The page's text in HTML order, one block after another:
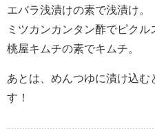
エバラ浅漬けの素で浅漬け。
ミツカンカンタン酢でピクル
桃屋キムチの素でキムチ。
あとは、めんつゆに漬け込む
す！